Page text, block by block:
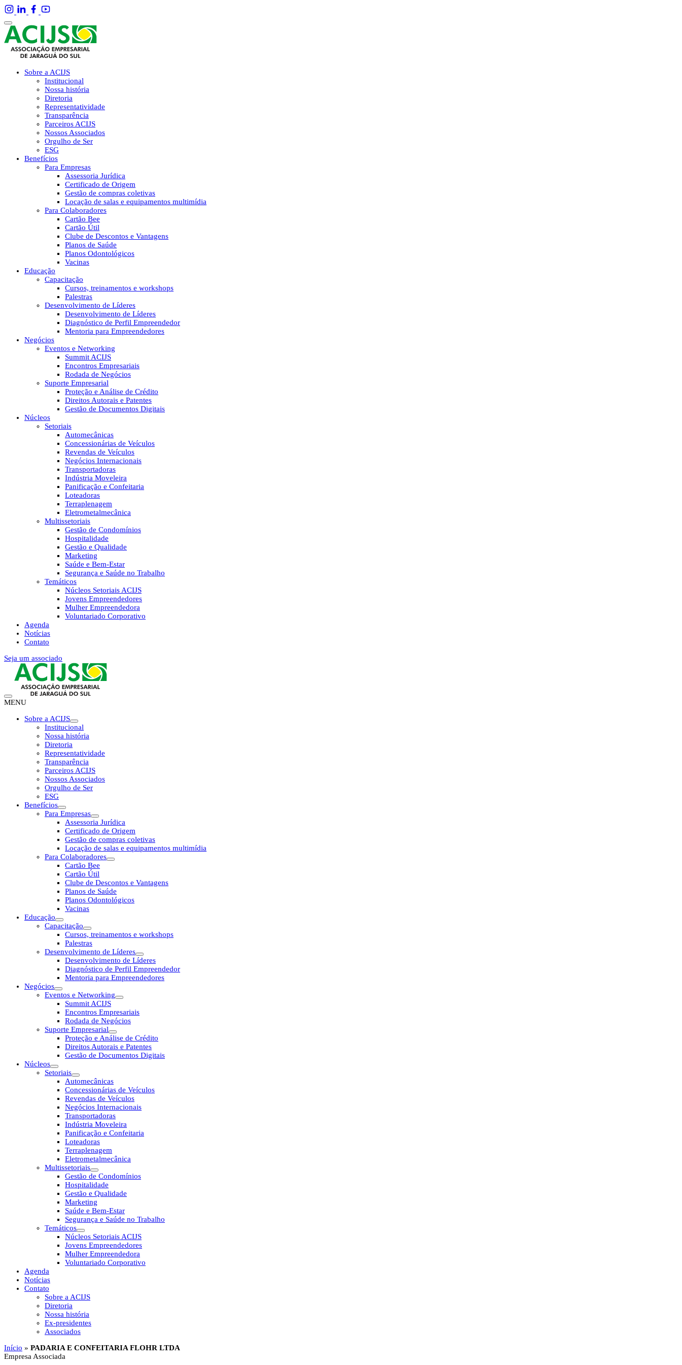
Sobre a ACIJS
Institucional
Nossa história
Diretoria
Representatividade
Transparência
Parceiros ACIJS
Nossos Associados
Orgulho de Ser
ESG
Benefícios
Para Empresas
Assessoria Jurídica
Certificado de Origem
Gestão de compras coletivas
Locação de salas e equipamentos multimídia
Para Colaboradores
Cartão Bee
Cartão Útil
Clube de Descontos e Vantagens
Planos de Saúde
Planos Odontológicos
Vacinas
Educação
Capacitação
Cursos, treinamentos e workshops
Palestras
Desenvolvimento de Líderes
Desenvolvimento de Líderes
Diagnóstico de Perfil Empreendedor
Mentoria para Empreendedores
Negócios
Eventos e Networking
Summit ACIJS
Encontros Empresariais
Rodada de Negócios
Suporte Empresarial
Proteção e Análise de Crédito
Direitos Autorais e Patentes
Gestão de Documentos Digitais
Núcleos
Setoriais
Automecânicas
Concessionárias de Veículos
Revendas de Veículos
Negócios Internacionais
Transportadoras
Indústria Moveleira
Panificação e Confeitaria
Loteadoras
Terraplenagem
Eletrometalmecânica
Multissetoriais
Gestão de Condomínios
Hospitalidade
Gestão e Qualidade
Marketing
Saúde e Bem-Estar
Segurança e Saúde no Trabalho
Temáticos
Núcleos Setoriais ACIJS
Jovens Empreendedores
Mulher Empreendedora
Voluntariado Corporativo
Agenda
Notícias
Contato
Seja um associado
MENU
Sobre a ACIJS
Institucional
Nossa história
Diretoria
Representatividade
Transparência
Parceiros ACIJS
Nossos Associados
Orgulho de Ser
ESG
Benefícios
Para Empresas
Assessoria Jurídica
Certificado de Origem
Gestão de compras coletivas
Locação de salas e equipamentos multimídia
Para Colaboradores
Cartão Bee
Cartão Útil
Clube de Descontos e Vantagens
Planos de Saúde
Planos Odontológicos
Vacinas
Educação
Capacitação
Cursos, treinamentos e workshops
Palestras
Desenvolvimento de Líderes
Desenvolvimento de Líderes
Diagnóstico de Perfil Empreendedor
Mentoria para Empreendedores
Negócios
Eventos e Networking
Summit ACIJS
Encontros Empresariais
Rodada de Negócios
Suporte Empresarial
Proteção e Análise de Crédito
Direitos Autorais e Patentes
Gestão de Documentos Digitais
Núcleos
Setoriais
Automecânicas
Concessionárias de Veículos
Revendas de Veículos
Negócios Internacionais
Transportadoras
Indústria Moveleira
Panificação e Confeitaria
Loteadoras
Terraplenagem
Eletrometalmecânica
Multissetoriais
Gestão de Condomínios
Hospitalidade
Gestão e Qualidade
Marketing
Saúde e Bem-Estar
Segurança e Saúde no Trabalho
Temáticos
Núcleos Setoriais ACIJS
Jovens Empreendedores
Mulher Empreendedora
Voluntariado Corporativo
Agenda
Notícias
Contato
Sobre a ACIJS
Diretoria
Nossa história
Ex-presidentes
Associados
Início » PADARIA E CONFEITARIA FLOHR LTDA
Empresa Associada